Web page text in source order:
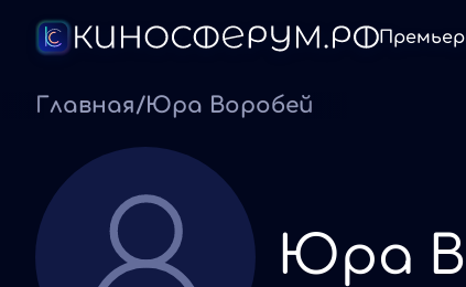
Главная/Юра Воробей
Юра